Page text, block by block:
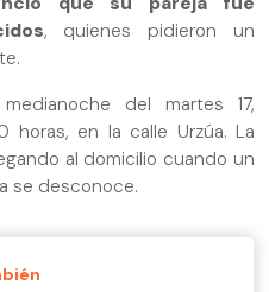
, quienes pidieron un
del martes 17,
horas, en la calle Urzúa. La
al domicilio cuando un
se desconoce.